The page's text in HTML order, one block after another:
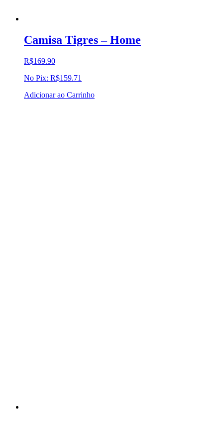
Camisa Tigres – Home
R$169.90
No Pix: R$159.71
Adicionar ao Carrinho